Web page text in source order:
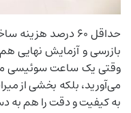
حداقل 60 درصد
بازرسی و آزمایش نهایی
وقتی یک ساعت سوئیسی
می‌آورید، بلکه بخشی از
به کیفیت و دقت را هم به